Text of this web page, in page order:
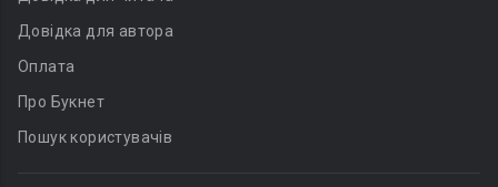
Довідка для автора
Оплата
Про Букнет
Пошук користувачів